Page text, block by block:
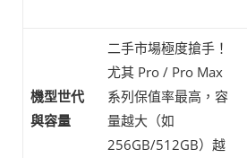
機型世代
與容量
二手市場極度搶手！
尤其 Pro / Pro Max
系列保值率最高，容
量越大（如
256GB/512GB）越